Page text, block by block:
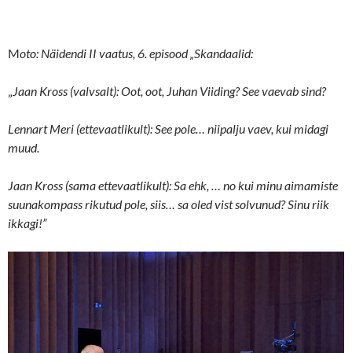
Moto: Näidendi II vaatus, 6. episood „Skandaalid:
„Jaan Kross (valvsalt): Oot, oot, Juhan Viiding? See vaevab sind?
Lennart Meri (ettevaatlikult): See pole… niipalju vaev, kui midagi
muud.
Jaan Kross (sama ettevaatlikult): Sa ehk, … no kui minu aimamiste
suunakompass rikutud pole, siis… sa oled vist solvunud? Sinu riik
ikkagi!”